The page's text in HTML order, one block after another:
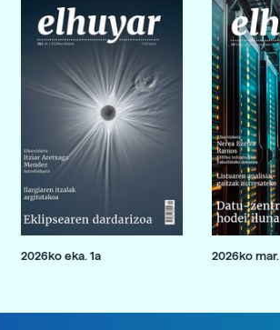
2026ko eka. 1a 2026ko mar.